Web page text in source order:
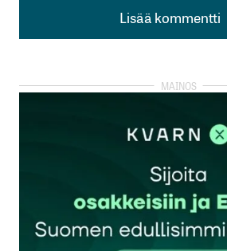
Lisää kommentti
Lisää kommentti
rekisteröityä